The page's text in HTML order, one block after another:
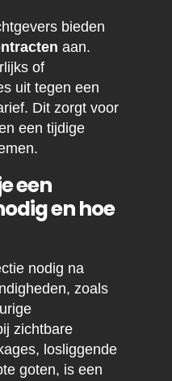
bieden
aan.
of
uit tegen een
Dit zorgt voor
een tijdige
een
en hoe
nodig na
zoals
zichtbare
losliggende
goten, is een